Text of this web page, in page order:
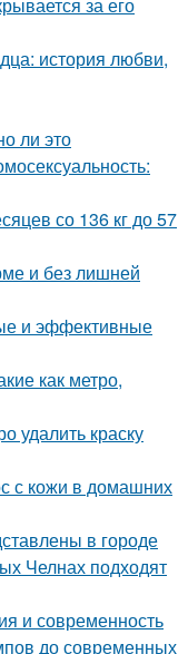
история любви,
ли это
со 136 кг до 57
и без лишней
и эффективные
как метро,
удалить краску
с кожи в домашних
в городе
Челнах подходят
и современность
до современных